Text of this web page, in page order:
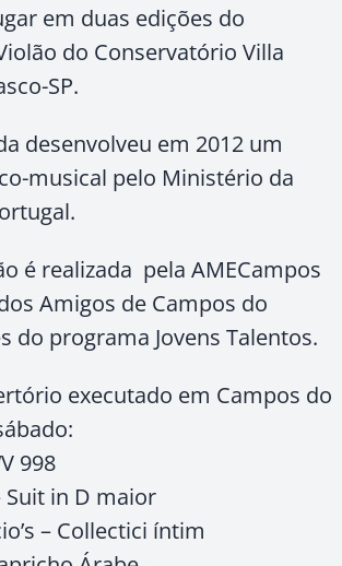
em duas edições do
do Conservatório Villa
SP.
desenvolveu em 2012 um
musical pelo Ministério da
é realizada pela AMECampos
Amigos de Campos do
do programa Jovens Talentos.
executado em Campos do
998
Suit in D maior
– Collectici íntim